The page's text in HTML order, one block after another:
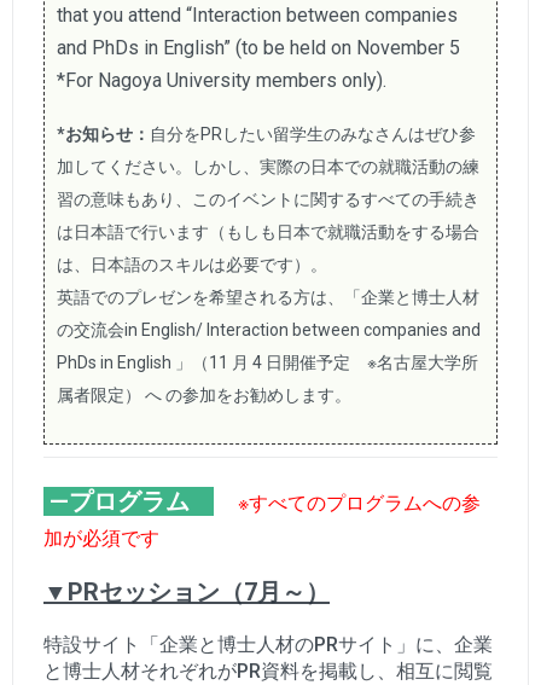
that you attend “Interaction between companies
and PhDs in English” (to be held on November 5
*For Nagoya University members only).
*お知らせ： 自分をPRしたい留学生のみなさんはぜひ参
加してください。しかし、実際の日本での就職活動の練
習の意味もあり、このイベントに関するすべての手続き
は日本語で行います（もしも日本で就職活動をする場合
は、日本語のスキルは必要です）。
英語でのプレゼンを希望される方は、「企業と博士人材
の交流会in English/ Interaction between companies and
PhDs in English 」（11 月 4 日開催予定 ※名古屋大学所
属者限定） へ の参加をお勧めします。
—プログラム
※すべてのプログラムへの参
加が必須です
▼PRセッション（7月～）
特設サイト「企業と博士人材のPRサイト」に、企業
と博士人材それぞれがPR資料を掲載し、相互に閲覧